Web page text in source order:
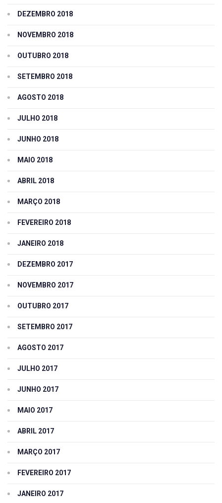
DEZEMBRO 2018
NOVEMBRO 2018
OUTUBRO 2018
SETEMBRO 2018
AGOSTO 2018
JULHO 2018
JUNHO 2018
MAIO 2018
ABRIL 2018
MARÇO 2018
FEVEREIRO 2018
JANEIRO 2018
DEZEMBRO 2017
NOVEMBRO 2017
OUTUBRO 2017
SETEMBRO 2017
AGOSTO 2017
JULHO 2017
JUNHO 2017
MAIO 2017
ABRIL 2017
MARÇO 2017
FEVEREIRO 2017
JANEIRO 2017